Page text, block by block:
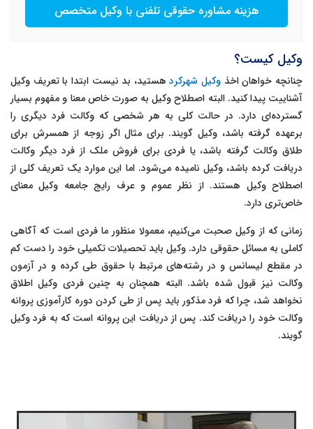
هزینه مشاوره حقوقی تلفنی با وکیل متخصص
وکیل کیست؟
چنانچه خواهان اخذ وکیل شهرکردهستید، بد نیست ابتدا با تعریف وکیل
آشناییت پیدا کنید. البته اصطلاح وکیل به صورت خاص معنا و مفهوم بسیار
گسترده‌ای دارد. در حالت کلی به هر شخصی که وکالت فرد دیگری را
برعهده گرفته باشد، وکیل گویند. برای مثال اگر زوجه از همسرش برای
طلاق وکالت گرفته باشد، یا فردی برای فروش ملک از فرد دیگر وکالت
دریافت کرده باشد، وکیل نامیده می‌شود. اما این موارد یک تعریف کلی از
اصطلاح وکیل هستند. از نظر عموم و عرف رایج جامعه وکیل معنای
خاص‌تری دارد.
زمانی که از وکیل صحبت می‌کنیم، معمولا منظور ما فردی است که آگاهی
کاملی به مسائل حقوقی دارد. وکیل باید تحصیلات تکمیلی خود را دست کم
در مقطع لیسانس و در رشته‌های مرتبط با حقوق طی کرده و در آزمون
وکالت نیز قبول شده باشد. البته همچنان به چنین فردی وکیل اطلاق
نخواهد شد، چرا که فرد مذکور باید پس از طی کردن دوره کارآموزی پروانه
وکالت خود را دریافت کند. پس از دریافت این پروانه است که به فرد وکیل
گویند.